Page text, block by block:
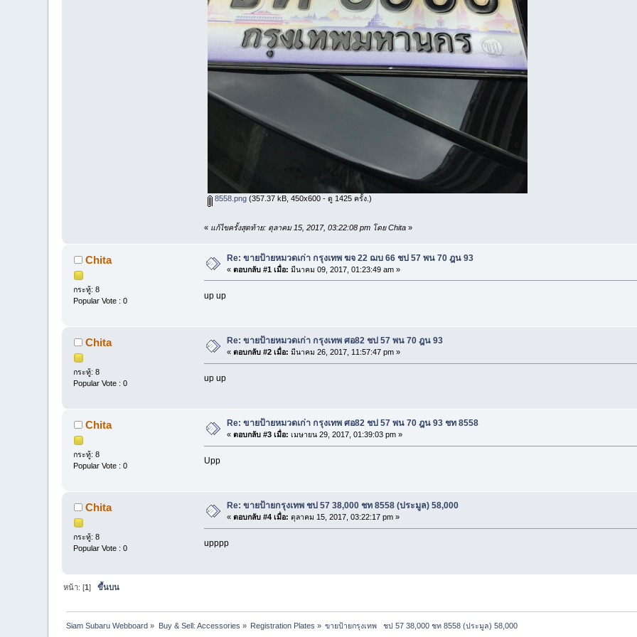
8558.png (357.37 kB, 450x600 - ดู 1425 ครั้ง.)
« แก้ไขครั้งสุดท้าย: ตุลาคม 15, 2017, 03:22:08 pm โดย Chita»
Chita
กระทู้: 8
Popular Vote : 0
Re: ขายป้ายหมวดเก่า กรุงเทพ ฆจ 22 ฌบ 66 ชป 57 พน 70 ฎน 93
«ตอบกลับ #1 เมื่อ: มีนาคม 09, 2017, 01:23:49 am »
up up
Chita
กระทู้: 8
Popular Vote : 0
Re: ขายป้ายหมวดเก่า กรุงเทพ ศอ82 ชป 57 พน 70 ฎน 93
«ตอบกลับ #2 เมื่อ: มีนาคม 26, 2017, 11:57:47 pm »
up up
Chita
กระทู้: 8
Popular Vote : 0
Re: ขายป้ายหมวดเก่า กรุงเทพ ศอ82 ชป 57 พน 70 ฎน 93 ชท 8558
«ตอบกลับ #3 เมื่อ: เมษายน 29, 2017, 01:39:03 pm »
Upp
Chita
กระทู้: 8
Popular Vote : 0
Re: ขายป้ายกรุงเทพ ชป 57 38,000 ชท 8558 (ประมูล) 58,000
«ตอบกลับ #4 เมื่อ: ตุลาคม 15, 2017, 03:22:17 pm »
upppp
หน้า: [1]ขึ้นบน
Siam Subaru Webboard » Buy & Sell: Accessories » Registration Plates » ขายป้ายกรุงเทพ   ชป 57 38,000 ชท 8558 (ประมูล) 58,000